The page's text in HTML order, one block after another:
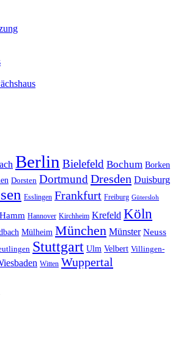
Berlin Bielefeld Bochum Borken
Dorsten DortmundDresden Duisburg
Esslingen Frankfurt Freiburg Gütersloh
Hamm Hannover Kirchheim Krefeld Köln
Mülheim München Münster Neuss
Stuttgart Ulm Velbert Villingen-
Witten Wuppertal